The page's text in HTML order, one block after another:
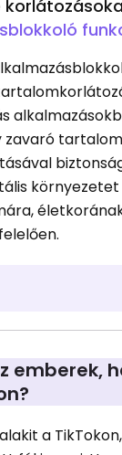
zavaró
emberek,
a